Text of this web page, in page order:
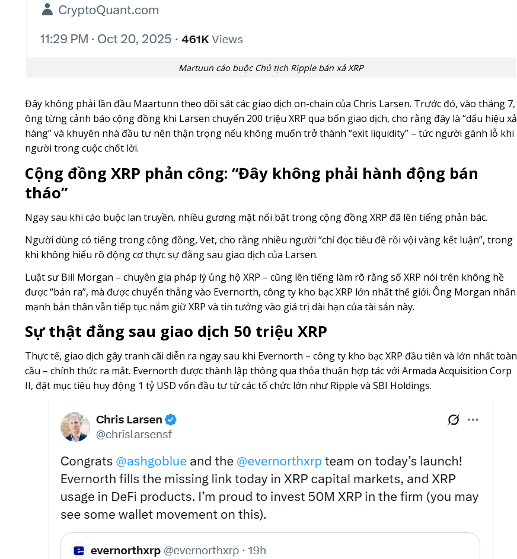
Martuun cáo buộc Chủ tịch Ripple bán xả XRP
Đây không phải lần đầu Maartunn theo dõi sát các giao dịch on-chain của Chris Larsen. Trước đó, vào tháng 7,
ông từng cảnh báo cộng đồng khi Larsen chuyển 200 triệu XRP qua bốn giao dịch, cho rằng đây là “dấu hiệu xả
hàng” và khuyên nhà đầu tư nên thận trọng nếu không muốn trở thành “exit liquidity” – tức người gánh lỗ khi
người trong cuộc chốt lời.
Cộng đồng XRP phản công: “Đây không phải hành động bán
tháo”
Ngay sau khi cáo buộc lan truyền, nhiều gương mặt nổi bật trong cộng đồng XRP đã lên tiếng phản bác.
Người dùng có tiếng trong cộng đồng, Vet, cho rằng nhiều người “chỉ đọc tiêu đề rồi vội vàng kết luận”, trong
khi không hiểu rõ động cơ thực sự đằng sau giao dịch của Larsen.
Luật sư Bill Morgan – chuyên gia pháp lý ủng hộ XRP – cũng lên tiếng làm rõ rằng số XRP nói trên không hề
được “bán ra”, mà được chuyển thẳng vào Evernorth, công ty kho bạc XRP lớn nhất thế giới. Ông Morgan nhấn
mạnh bản thân vẫn tiếp tục nắm giữ XRP và tin tưởng vào giá trị dài hạn của tài sản này.
Sự thật đằng sau giao dịch 50 triệu XRP
Thực tế, giao dịch gây tranh cãi diễn ra ngay sau khi Evernorth – công ty kho bạc XRP đầu tiên và lớn nhất toàn
cầu – chính thức ra mắt. Evernorth được thành lập thông qua thỏa thuận hợp tác với Armada Acquisition Corp
II, đặt mục tiêu huy động 1 tỷ USD vốn đầu tư từ các tổ chức lớn như Ripple và SBI Holdings.